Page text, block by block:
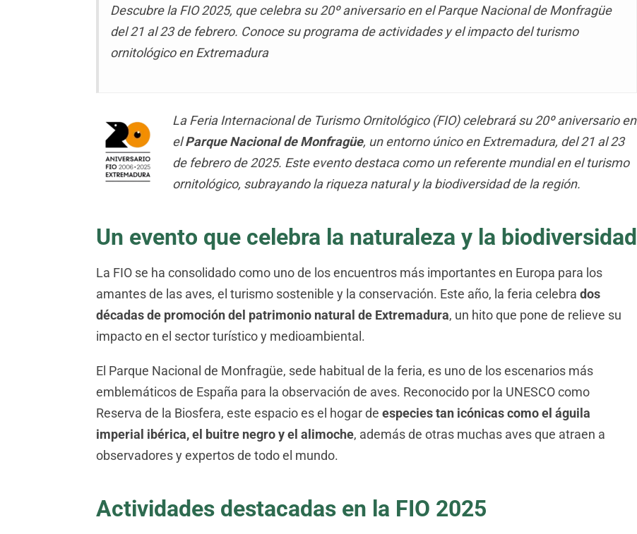
Descubre la FIO 2025, que celebra su 20º aniversario en el Parque Nacional de Monfragüe
del 21 al 23 de febrero. Conoce su programa de actividades y el impacto del turismo
ornitológico en Extremadura
La Feria Internacional de Turismo Ornitológico (FIO) celebrará su 20º aniversario en
elParque Nacional de Monfragüe, un entorno único en Extremadura, del 21 al 23
de febrero de 2025. Este evento destaca como un referente mundial en el turismo
ornitológico, subrayando la riqueza natural y la biodiversidad de la región.
Un evento que celebra la naturaleza y la biodiversidad
La FIO se ha consolidado como uno de los encuentros más importantes en Europa para los
amantes de las aves, el turismo sostenible y la conservación. Este año, la feria celebra dos
décadas de promoción del patrimonio natural de Extremadura, un hito que pone de relieve su
impacto en el sector turístico y medioambiental.
El Parque Nacional de Monfragüe, sede habitual de la feria, es uno de los escenarios más
emblemáticos de España para la observación de aves. Reconocido por la UNESCO como
Reserva de la Biosfera, este espacio es el hogar de especies tan icónicas como el águila
imperial ibérica, el buitre negro y el alimoche, además de otras muchas aves que atraen a
observadores y expertos de todo el mundo.
Actividades destacadas en la FIO 2025